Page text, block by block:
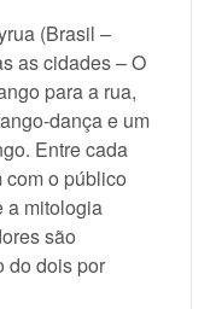
(Brasil –
as cidades – O
para a rua,
dança e um
Entre cada
o público
a mitologia
são
do dois por